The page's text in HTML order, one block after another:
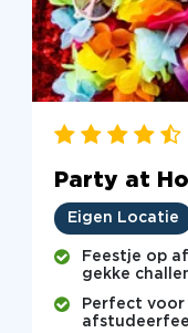
Party at
Eigen Locatie
Feestje op
gekke
Perfect voor